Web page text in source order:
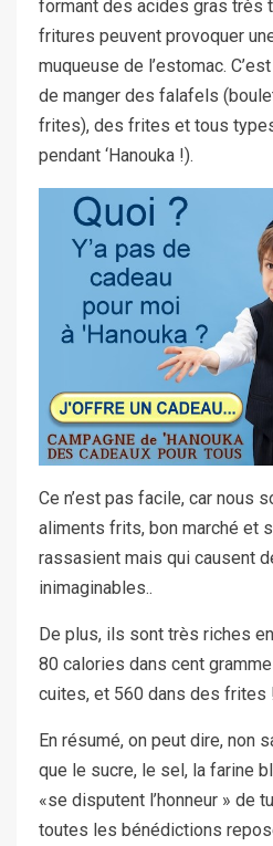
formant des acides gras très
fritures peuvent provoquer
muqueuse de l’estomac.
de manger des falafels
frites), des frites et tous
pendant ‘Hanouka !).
Ce n’est pas facile, car nous
aliments frits, bon marché et
rassasient mais qui causent
inimaginables..
De plus, ils sont très riches
80 calories dans cent
cuites, et 560 dans des frites
En résumé, on peut dire, non
que le sucre, le sel, la farine
«se disputent l’honneur » de
toutes les bénédictions